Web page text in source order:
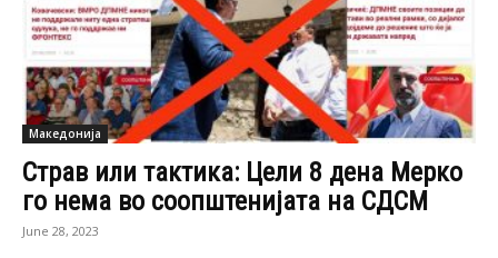
Македонија
Страв или тактика: Цели 8 дена Мерко
го нема во соопштенијата на СДСМ
June 28, 2023